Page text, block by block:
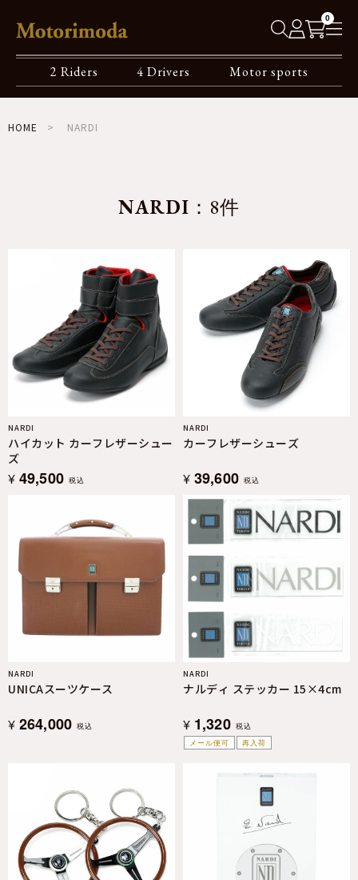
0
2 Riders 4 Drivers Motor sports
HOME NARDI
NARDI ：8件
NARDI
ハイカット カーフレザーシュー
ズ
¥ 49,500 税込
NARDI
カーフレザーシューズ
¥ 39,600 税込
NARDI
UNICAスーツケース
¥ 264,000 税込
メール便可
再入荷
NARDI
ナルディ ステッカー 15×4cm
¥ 1,320 税込